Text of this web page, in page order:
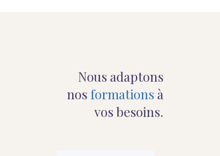
Nous adaptons
nos formations à
vos besoins.